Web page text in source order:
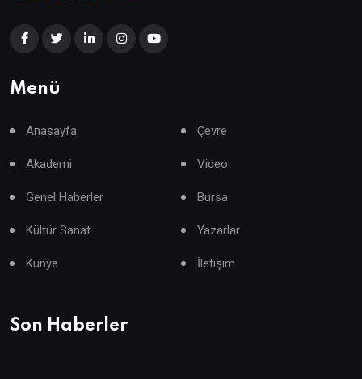
Menü
Anasayfa Çevre
Akademi Video
Genel Haberler Bursa
Kültür Sanat Yazarlar
Künye İletişim
Son Haberler